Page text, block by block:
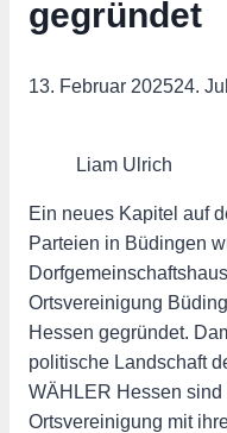
gegründet
13. Februar 202524.
Liam Ulrich
Ein neues Kapitel auf
Parteien in Büdingen
Ortsvereinigung
Hessen gegründet.
politische Landschaft
WÄHLER Hessen
Ortsvereinigung mit